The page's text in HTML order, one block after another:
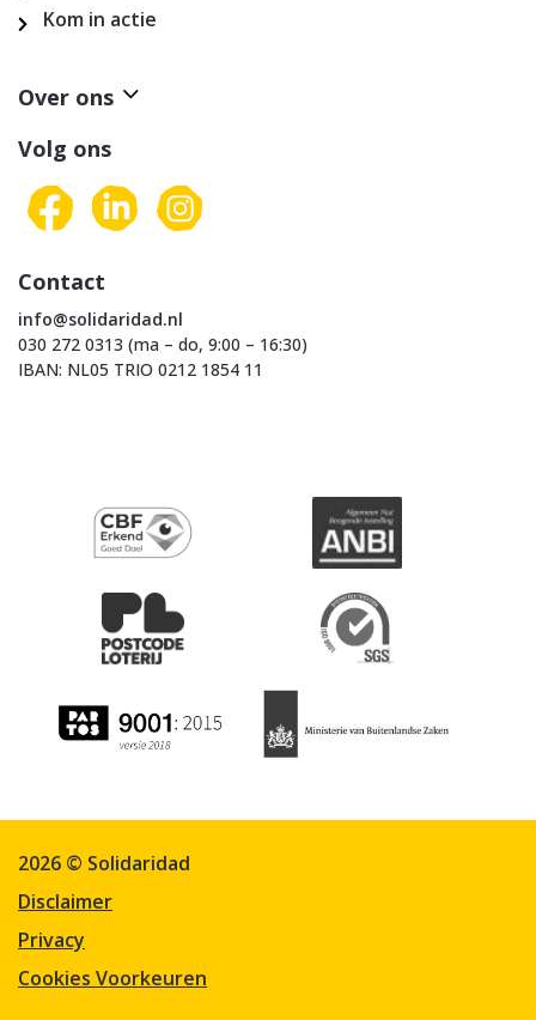
Kom in actie
Over ons
Volg ons
Contact
info@solidaridad.nl
030 272 0313 (ma – do, 9:00 – 16:30)
IBAN: NL05 TRIO 0212 1854 11
2026 © Solidaridad
Disclaimer
Privacy
Cookies Voorkeuren